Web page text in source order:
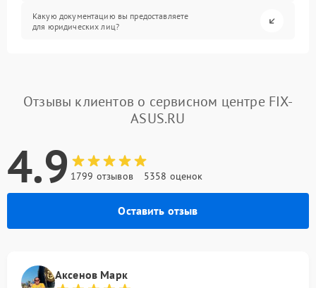
Какую документацию вы предоставляете
для юридических лиц?
Отзывы клиентов о сервисном центре FIX-
ASUS.RU
4.9 1799 отзывов 5358 оценок
Оставить отзыв
Аксенов Марк